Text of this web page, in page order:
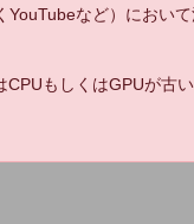
15:今回もなんだかん
19:闇くんてなんか来
など）におい
もしくはGPUが古